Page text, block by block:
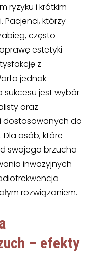
ryzyku i krótkim
Pacjenci, którzy
często
estetyki
z
jednak
sukcesu jest wybór
oraz
dostosowanych do
osób, które
swojego brzucha
inwazyjnych
rozwiązaniem.
– efekty